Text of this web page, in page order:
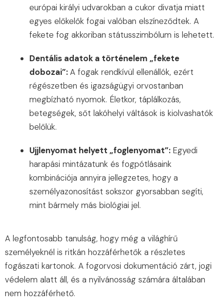
európai királyi udvarokban a cukor divatja miatt
egyes előkelők fogai valóban elszíneződtek. A
fekete fog akkoriban státusszimbólum is lehetett.
Dentális adatok a történelem „fekete
dobozai”:A fogak rendkívül ellenállók, ezért
régészetben és igazságügyi orvostanban
megbízható nyomok. Életkor, táplálkozás,
betegségek, sőt lakóhelyi váltások is kiolvashatók
belőlük.
Ujjlenyomat helyett „foglenyomat”: Egyedi
harapási mintázatunk és fogpótlásaink
kombinációja annyira jellegzetes, hogy a
személyazonosítást sokszor gyorsabban segíti,
mint bármely más biológiai jel.
A legfontosabb tanulság, hogy még a világhírű
személyeknél is ritkán hozzáférhetők a részletes
fogászati kartonok. A fogorvosi dokumentáció zárt, jogi
védelem alatt áll, és a nyilvánosság számára általában
nem hozzáférhető.